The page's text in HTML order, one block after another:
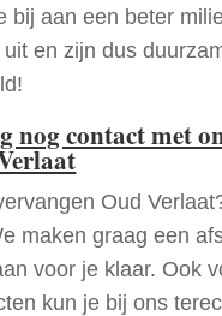
bij aan een beter
en zijn dus
nog contact met
Oud
maken graag een
voor je klaar. Ook
kun je bij ons